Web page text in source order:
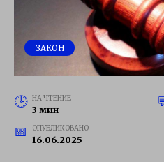
ЗАКОН
НА ЧТЕНИЕ
3 мин
ОПУБЛИКОВАНО
16.06.2025